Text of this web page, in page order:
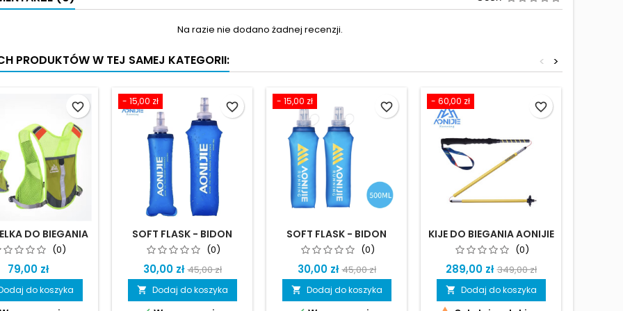
Na razie nie dodano żadnej recenzji.
PRODUKTÓW W TEJ SAMEJ KATEGORII: >
<
DO BIEGANIA
- PROSTA I LEKKA
(0)
79,00 zł
do koszyka
favorite_border - 15,00 zł
SOFT FLASK - BIDON
MIĘKKI
(0)
30,00 zł 45,00 zł
 Dodaj do koszyka
favorite_border - 15,00 zł
SOFT FLASK - BIDON
MIĘKKI
(0)
30,00 zł 45,00 zł
 Dodaj do koszyka
favorite_border - 60,00 zł
KIJE DO BIEGANIA AONIJIE
- Z NAKŁADKAMI
GUMOWYMI(0)
289,00 zł 349,00 zł
 Dodaj do koszyka
favorite_border